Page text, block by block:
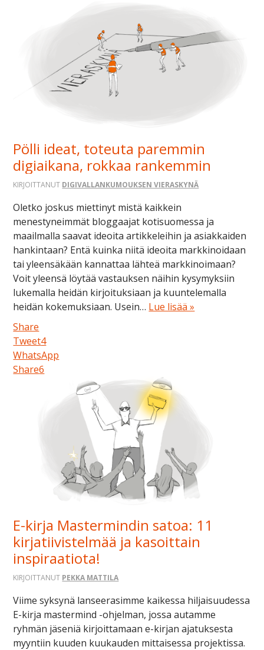
Pölli ideat, toteuta paremmin
digiaikana, rokkaa rankemmin
KIRJOITTANUT DIGIVALLANKUMOUKSEN VIERASKYNÄ
Oletko joskus miettinyt mistä kaikkein
menestyneimmät bloggaajat kotisuomessa ja
maailmalla saavat ideoita artikkeleihin ja asiakkaiden
hankintaan? Entä kuinka niitä ideoita markkinoidaan
tai yleensäkään kannattaa lähteä markkinoimaan?
Voit yleensä löytää vastauksen näihin kysymyksiin
lukemalla heidän kirjoituksiaan ja kuuntelemalla
heidän kokemuksiaan. Usein… Lue lisää »
Share
Tweet4
WhatsApp
Share6
E-kirja Mastermindin satoa: 11
kirjatiivistelmää ja kasoittain
inspiraatiota!
KIRJOITTANUT PEKKA MATTILA
Viime syksynä lanseerasimme kaikessa hiljaisuudessa
E-kirja mastermind -ohjelman, jossa autamme
ryhmän jäseniä kirjoittamaan e-kirjan ajatuksesta
myyntiin kuuden kuukauden mittaisessa projektissa.